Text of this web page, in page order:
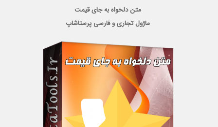
متن دلخواه به جای قیمت
ماژول تجاری و فارسی پرستاشاپ